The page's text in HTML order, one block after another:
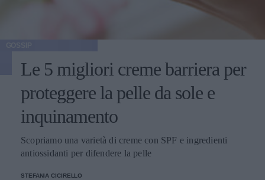
Le 5 migliori creme barriera per
proteggere la pelle da sole e
inquinamento
Scopriamo una varietà di creme con SPF e ingredienti
antiossidanti per difendere la pelle
STEFANIA CICIRELLO